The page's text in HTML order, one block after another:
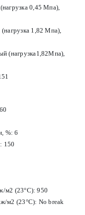
0,45 Мпа),
1,82 Мпа),
(нагрузка1,82Мпа),
%: 6
150
м2 (23°С): 950
м2 (23°С): No break